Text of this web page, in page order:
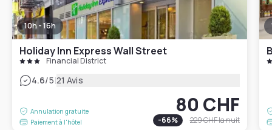
10h - 16h
Holiday Inn Express Wall Street
Financial District
4.6/5|21 Avis
Annulation gratuite
Paiement à l'hôtel
80 CHF
-66% 229 CHFla nuit